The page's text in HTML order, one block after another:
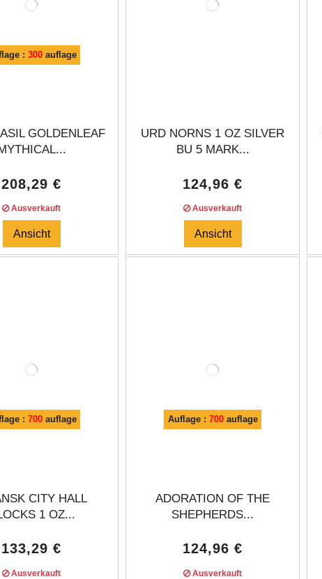
: 300auflage
GOLDENLEAF
208,29 €
Ausverkauft
Ansicht
URD NORNS 1 OZ SILVER
BU 5 MARK...
124,96 €
Ausverkauft
Ansicht
: 700auflage
CITY HALL
1 OZ...
133,29 €
Ausverkauft
Auflage : 700auflage
ADORATION OF THE
SHEPHERDS...
124,96 €
Ausverkauft